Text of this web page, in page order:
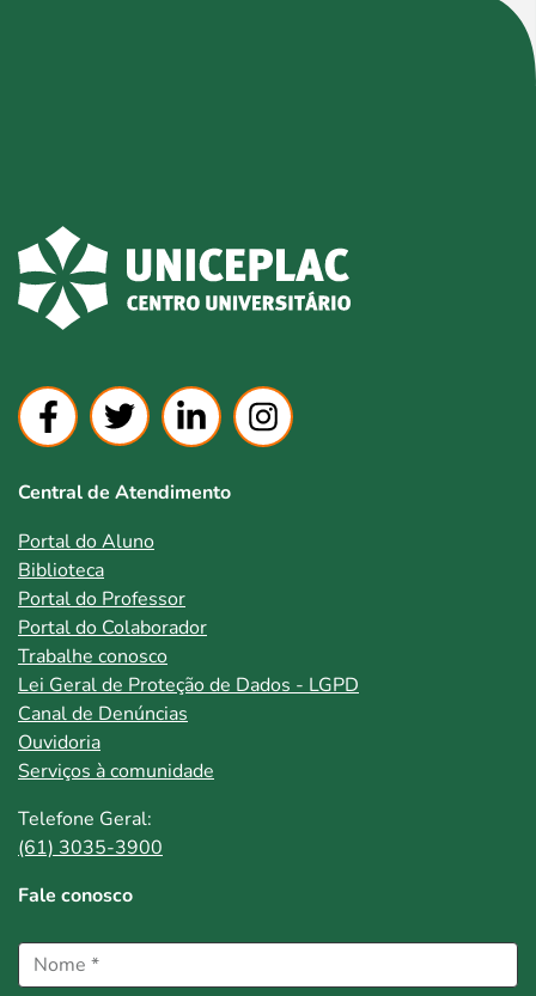
Central de Atendimento
Portal do Aluno
Biblioteca
Portal do Professor
Portal do Colaborador
Trabalhe conosco
Lei Geral de Proteção de Dados - LGPD
Canal de Denúncias
Ouvidoria
Serviços à comunidade
Telefone Geral:
(61) 3035-3900
Fale conosco